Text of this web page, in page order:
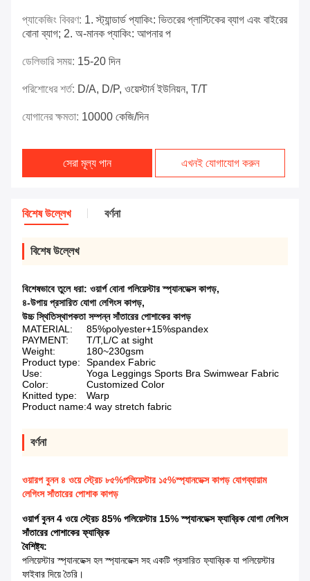
প্যাকেজিং বিবরণ: 1. স্ট্যান্ডার্ড প্যাকিং: ভিতরের প্লাস্টিকের ব্যাগ এবং বাইরের
বোনা ব্যাগ; 2. অ-মানক প্যাকিং: আপনার প
ডেলিভারি সময়: 15-20 দিন
পরিশোধের শর্ত: D/A, D/P, ওয়েস্টার্ন ইউনিয়ন, T/T
যোগানের ক্ষমতা: 10000 কেজি/দিন
সেরা মূল্য পান এখনই যোগাযোগ করুন
বিশেষ উল্লেখ বর্ণনা
বিশেষ উল্লেখ
বিশেষভাবে তুলে ধরা: ওয়ার্প বোনা পলিয়েস্টার স্প্যানডেক্স কাপড়,
৪-উপায় প্রসারিত যোগা লেগিংস কাপড়,
উচ্চ স্থিতিস্থাপকতা সম্পন্ন সাঁতারের পোশাকের কাপড়
MATERIAL:
85%polyester+15%spandex
PAYMENT:
T/T,L/C at sight
Weight:
180~230gsm
Product type:
Spandex Fabric
Use:
Yoga Leggings Sports Bra Swimwear Fabric
Color:
Customized Color
Knitted type:
Warp
Product name:4 way stretch fabric
বর্ণনা
ওয়ারপ বুনন ৪ ওয়ে স্ট্রেচ ৮৫%পলিয়েস্টার ১৫%স্প্যানডেক্স কাপড় যোগব্যায়াম
লেগিংস সাঁতারের পোশাক কাপড়
ওয়ার্প বুনন 4 ওয়ে স্ট্রেচ 85% পলিয়েস্টার 15% স্প্যানডেক্স ফ্যাব্রিক যোগা লেগিংস
সাঁতারের পোশাকের ফ্যাব্রিক
বৈশিষ্ট্য:
পলিয়েস্টার স্প্যানডেক্স হল স্প্যানডেক্স সহ একটি প্রসারিত ফ্যাব্রিক যা পলিয়েস্টার
ফাইবার দিয়ে তৈরি।